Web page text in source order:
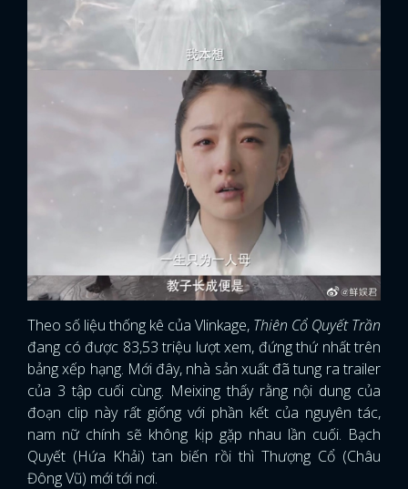
Theo số liệu thống kê của Vlinkage, Thiên Cổ Quyết Trần
đang có được 83,53 triệu lượt xem, đứng thứ nhất trên
bảng xếp hạng. Mới đây, nhà sản xuất đã tung ra trailer
của 3 tập cuối cùng. Meixing thấy rằng nội dung của
đoạn clip này rất giống với phần kết của nguyên tác,
nam nữ chính sẽ không kịp gặp nhau lần cuối. Bạch
Quyết (Hứa Khải) tan biến rồi thì Thượng Cổ (Châu
Đông Vũ) mới tới nơi.